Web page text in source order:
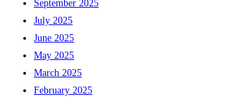
September 2025
July 2025
June 2025
May 2025
March 2025
February 2025